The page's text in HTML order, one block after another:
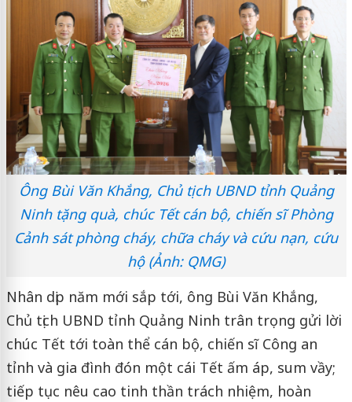
Ông Bùi Văn Khắng, Chủ tịch UBND tỉnh Quảng
Ninh tặng quà, chúc Tết cán bộ, chiến sĩ Phòng
Cảnh sát phòng cháy, chữa cháy và cứu nạn, cứu
hộ (Ảnh: QMG)
Nhân dịp năm mới sắp tới, ông Bùi Văn Khắng,
Chủ tịch UBND tỉnh Quảng Ninh trân trọng gửi lời
chúc Tết tới toàn thể cán bộ, chiến sĩ Công an
tỉnh và gia đình đón một cái Tết ấm áp, sum vầy;
tiếp tục nêu cao tinh thần trách nhiệm, hoàn